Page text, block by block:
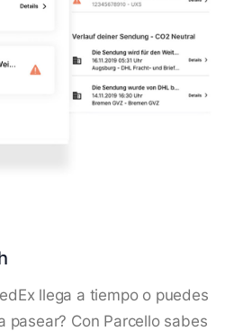
llega a tiempo o puedes
pasear? Con Parcello sabes